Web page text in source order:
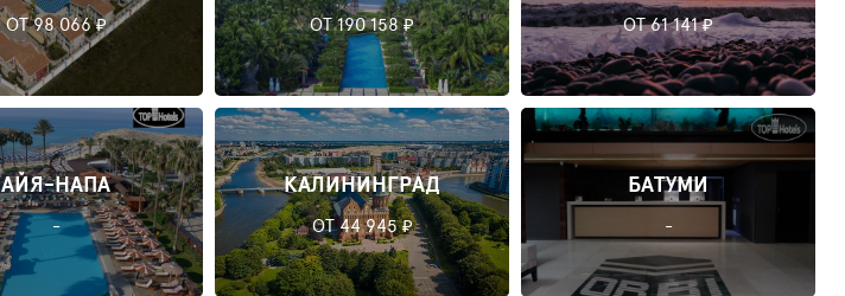
ОТ 98 066 ₽ ОТ 190 158 ₽ ОТ 61 141 ₽
АЙЯ-НАПА
-
КАЛИНИНГРАД
ОТ 44 945 ₽
БАТУМИ
-